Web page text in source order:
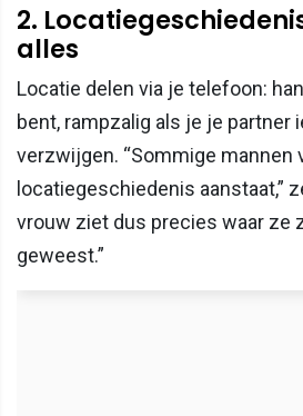
2.
alles
Locatie delen via je telefoon:
bent, rampzalig als je je partner
verzwijgen. “Sommige mannen
locatiegeschiedenis aanstaat,”
vrouw ziet dus precies waar ze
geweest.”